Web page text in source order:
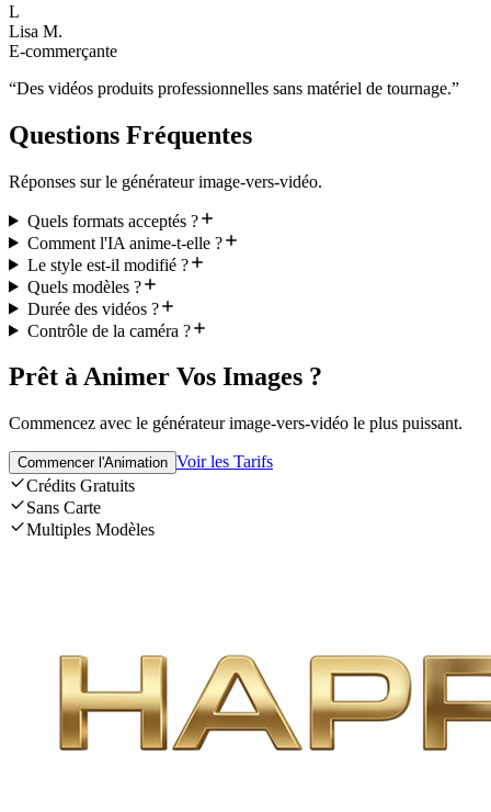
L
Lisa M.
E-commerçante
“Des vidéos produits professionnelles sans matériel de tournage.”
Questions Fréquentes
Réponses sur le générateur image-vers-vidéo.
Quels formats acceptés ?
Comment l'IA anime-t-elle ?
Le style est-il modifié ?
Quels modèles ?
Durée des vidéos ?
Contrôle de la caméra ?
Prêt à Animer Vos Images ?
Commencez avec le générateur image-vers-vidéo le plus puissant.
Commencer l'Animation Voir les Tarifs
Crédits Gratuits
Sans Carte
Multiples Modèles